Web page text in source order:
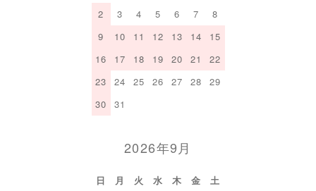
2
3 4 5 6 7
8
9
10 11 12 13 14
15
16
17 18 19 20 21
22
23
24 25 26 27 28
29
30
31
2026年9月
日 月 火 水 木 金
土